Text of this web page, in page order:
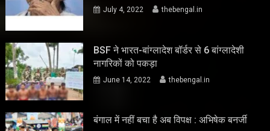
July 4, 2022 thebengal.in
BSF ने भारत-बांग्लादेश बॉर्डर से 6 बांग्लादेशी
नागरिकों को पकड़ा
June 14, 2022 thebengal.in
बंगाल में नहीं बचा है अब विपक्ष : अभिषेक बनर्जी